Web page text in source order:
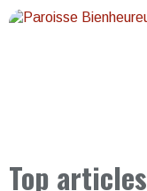
Top articles